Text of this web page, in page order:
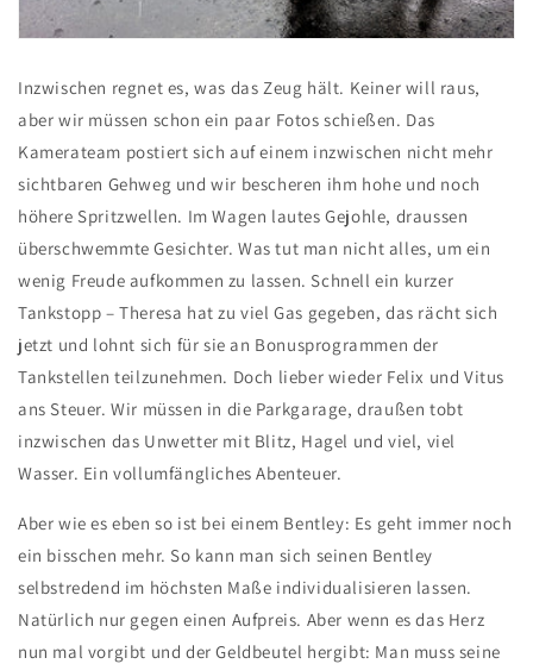
Inzwischen regnet es, was das Zeug hält. Keiner will raus,
aber wir müssen schon ein paar Fotos schießen. Das
Kamerateam postiert sich auf einem inzwischen nicht mehr
sichtbaren Gehweg und wir bescheren ihm hohe und noch
höhere Spritzwellen. Im Wagen lautes Gejohle, draussen
überschwemmte Gesichter. Was tut man nicht alles, um ein
wenig Freude aufkommen zu lassen. Schnell ein kurzer
Tankstopp – Theresa hat zu viel Gas gegeben, das rächt sich
jetzt und lohnt sich für sie an Bonusprogrammen der
Tankstellen teilzunehmen. Doch lieber wieder Felix und Vitus
ans Steuer. Wir müssen in die Parkgarage, draußen tobt
inzwischen das Unwetter mit Blitz, Hagel und viel, viel
Wasser. Ein vollumfängliches Abenteuer.
Aber wie es eben so ist bei einem Bentley: Es geht immer noch
ein bisschen mehr. So kann man sich seinen Bentley
selbstredend im höchsten Maße individualisieren lassen.
Natürlich nur gegen einen Aufpreis. Aber wenn es das Herz
nun mal vorgibt und der Geldbeutel hergibt: Man muss seine